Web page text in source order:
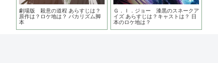
劇場版 殺意の道程 あらすじは？
原作は？ロケ地は？ バカリズム脚
本
Ｇ．Ｉ．ジョー 漆黒のスネークア
イズ あらすじは？キャストは？ 日
本のロケ地は？